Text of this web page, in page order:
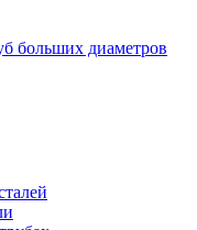
больших диаметров